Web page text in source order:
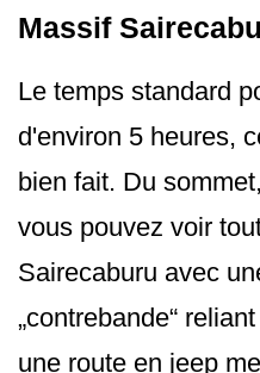
Massif
Le temps standard
d'environ 5 heures,
bien fait. Du
vous pouvez voir
Sairecaburu avec
„contrebande“
une route en jeep